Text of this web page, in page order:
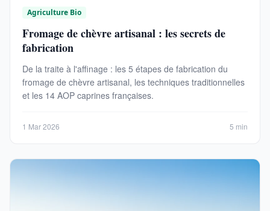
Agriculture Bio
Fromage de chèvre artisanal : les secrets de
fabrication
De la traite à l'affinage : les 5 étapes de fabrication du
fromage de chèvre artisanal, les techniques traditionnelles
et les 14 AOP caprines françaises.
1 Mar 2026 5 min